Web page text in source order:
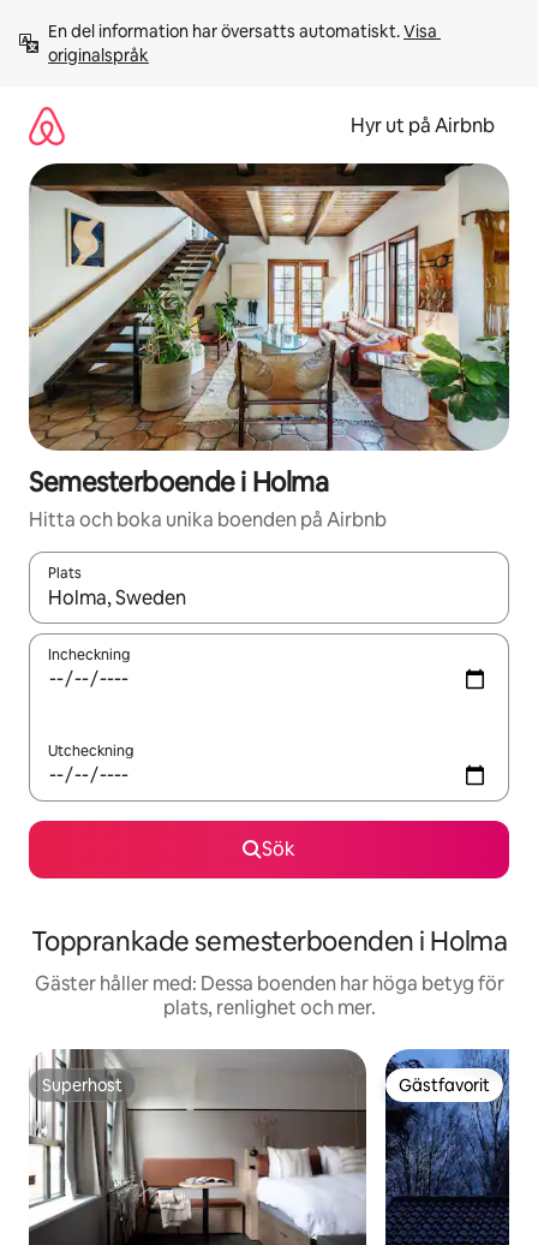
innehåll
En del information har översatts automatiskt. Visa
originalspråk
Hyr ut på Airbnb
Semesterboende i Holma
Hitta och boka unika boenden på Airbnb
Plats
När resultaten är tillgängliga kan du navigera med upp- och
Incheckning
Utcheckning
Sök
Topprankade semesterboenden i Holma
Gäster håller med: Dessa boenden har höga betyg för
plats, renlighet och mer.
Superhost
Superhost Gästfavorit
Gästfavorit